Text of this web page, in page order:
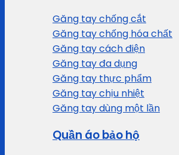
Găng tay chống cắt
Găng tay chống hóa chất
Găng tay cách điện
Găng tay đa dụng
Găng tay thực phẩm
Găng tay chịu nhiệt
Găng tay dùng một lần
Quần áo bảo hộ